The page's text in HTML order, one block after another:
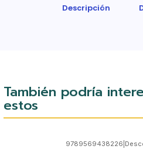
Descripción
También podría
estos
9789569438226